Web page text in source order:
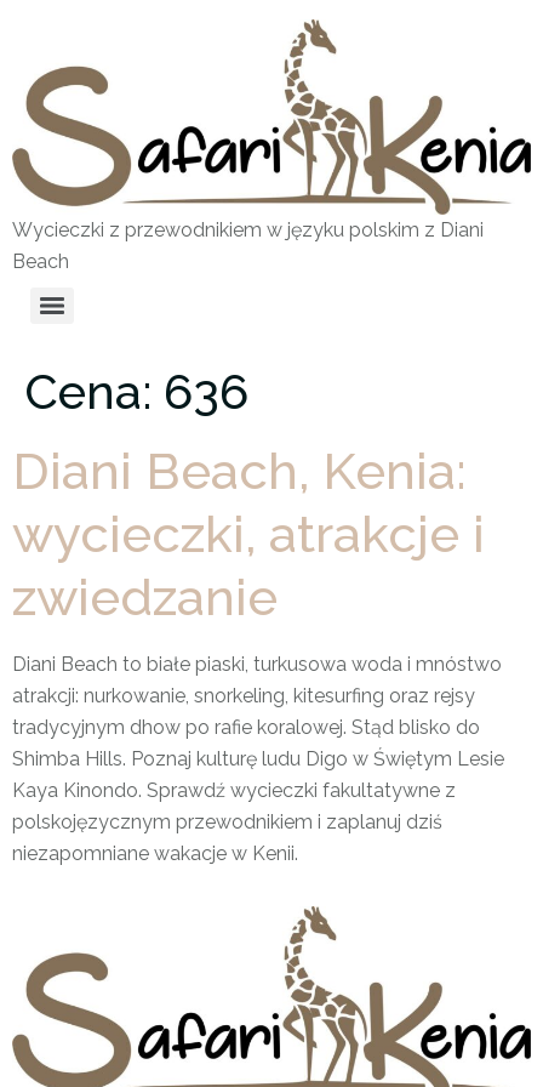
Wycieczki z przewodnikiem w języku polskim z Diani
Beach
Cena: 636
Diani Beach, Kenia:
wycieczki, atrakcje i
zwiedzanie
Diani Beach to białe piaski, turkusowa woda i mnóstwo
atrakcji: nurkowanie, snorkeling, kitesurfing oraz rejsy
tradycyjnym dhow po rafie koralowej. Stąd blisko do
Shimba Hills. Poznaj kulturę ludu Digo w Świętym Lesie
Kaya Kinondo. Sprawdź wycieczki fakultatywne z
polskojęzycznym przewodnikiem i zaplanuj dziś
niezapomniane wakacje w Kenii.